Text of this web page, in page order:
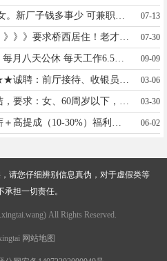
07-13
【招聘小箱货送货司机】》》》要求桥西居住！老才臣，海底捞调味品批发！薪资3200+提成13383398193 07-30
平台管理员,女 25-38岁！每月八天公休 每天工作6.5小时 2400➕地址：高开区15233998060 09-09
03-06
03-30
06-02
请您仔细辨别信息真伪，对于虚假类等
担一切责任。
All Rights Reserved.
网站地图